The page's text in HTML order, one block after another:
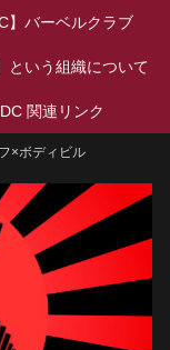
×ボディビル
】バーベルクラブ
という組織について
関連リンク